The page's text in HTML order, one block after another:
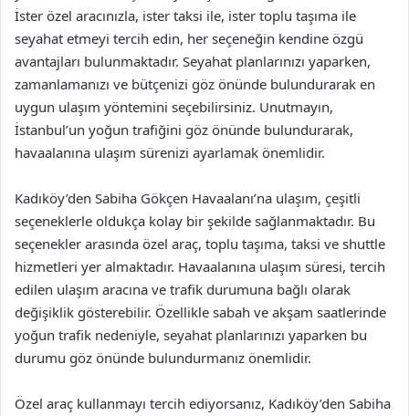
İster özel aracınızla, ister taksi ile, ister toplu taşıma ile
seyahat etmeyi tercih edin, her seçeneğin kendine özgü
avantajları bulunmaktadır. Seyahat planlarınızı yaparken,
zamanlamanızı ve bütçenizi göz önünde bulundurarak en
uygun ulaşım yöntemini seçebilirsiniz. Unutmayın,
İstanbul’un yoğun trafiğini göz önünde bulundurarak,
havaalanına ulaşım sürenizi ayarlamak önemlidir.
Kadıköy’den Sabiha Gökçen Havaalanı’na ulaşım, çeşitli
seçeneklerle oldukça kolay bir şekilde sağlanmaktadır. Bu
seçenekler arasında özel araç, toplu taşıma, taksi ve shuttle
hizmetleri yer almaktadır. Havaalanına ulaşım süresi, tercih
edilen ulaşım aracına ve trafik durumuna bağlı olarak
değişiklik gösterebilir. Özellikle sabah ve akşam saatlerinde
yoğun trafik nedeniyle, seyahat planlarınızı yaparken bu
durumu göz önünde bulundurmanız önemlidir.
Özel araç kullanmayı tercih ediyorsanız, Kadıköy’den Sabiha